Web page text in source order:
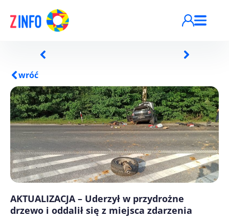
wróć
AKTUALIZACJA – Uderzył w przydrożne
drzewo i oddalił się z miejsca zdarzenia